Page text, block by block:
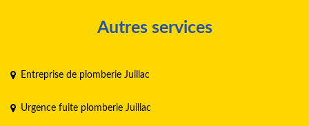
Autres services
Entreprise de plomberie Juillac
Urgence fuite plomberie Juillac